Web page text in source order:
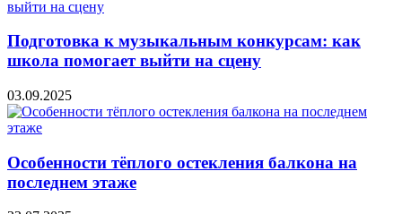
Подготовка к музыкальным конкурсам: как
школа помогает выйти на сцену
03.09.2025
Особенности тёплого остекления балкона на
последнем этаже